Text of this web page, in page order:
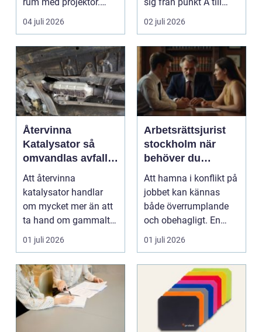
Företag letar efter
plats...
04 juli 2026
punkt B. M...
02 juli 2026
Återvinna
Katalysator så
omvandlas avfall
till värdefulla
resurser
Att återvinna
katalysator handlar
om mycket mer än att
ta hand om gammalt
skrot. I varje
katalysator...
01 juli 2026
Arbetsrättsjurist
stockholm när
behöver du
professionell hjälp
i arbetslivet?
Att hamna i konflikt på
jobbet kan kännas
både överrumplande
och obehagligt. En
anställning påverkar...
01 juli 2026